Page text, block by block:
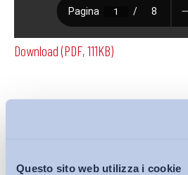
Questo sito web utilizza i cookie
Download (PDF, 111KB)